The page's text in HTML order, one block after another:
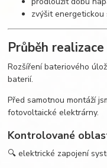
zvýšit
Průběh realizace
Rozšíření bateriového
baterií.
Před samotnou montáží
fotovoltaické elektrárny.
Kontrolované
🔍 elektrické zapojení